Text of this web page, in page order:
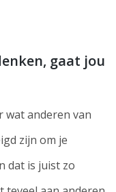
gaat jou
wat anderen van
zijn om je
dat is juist zo